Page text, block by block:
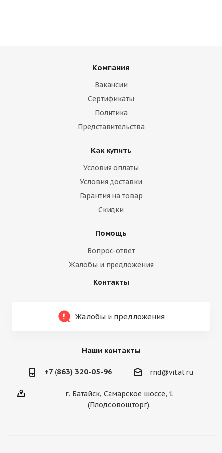
Компания
Вакансии
Сертификаты
Политика
Представительства
Как купить
Условия оплаты
Условия доставки
Гарантия на товар
Скидки
Помощь
Вопрос-ответ
Жалобы и предложения
Контакты
Жалобы и предложения
Наши контакты
+7 (863) 320-05-96 rnd@vital.ru
г. Батайск, Самарское шоссе, 1
(Плодоовощторг).